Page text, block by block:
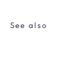
See also